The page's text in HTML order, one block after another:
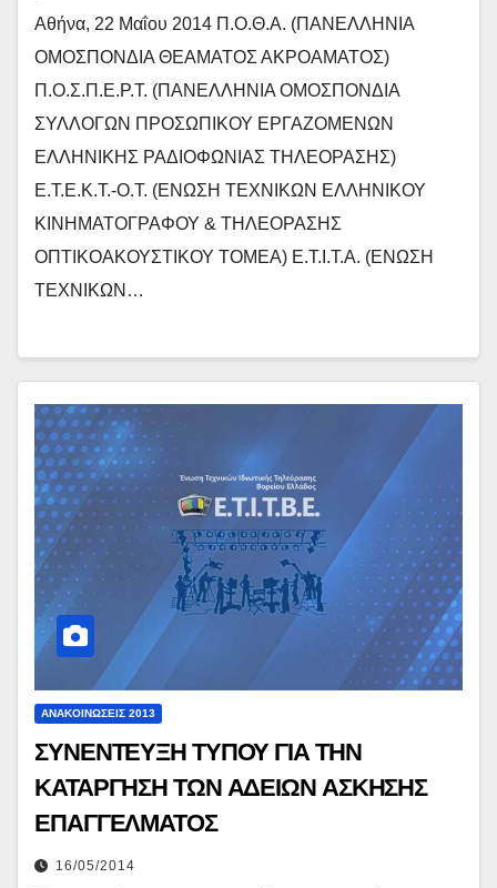
Αθήνα, 22 Μαΐου 2014 Π.Ο.Θ.Α. (ΠΑΝΕΛΛΗΝΙΑ
ΟΜΟΣΠΟΝΔΙΑ ΘΕΑΜΑΤΟΣ ΑΚΡΟΑΜΑΤΟΣ)
Π.Ο.Σ.Π.Ε.Ρ.Τ. (ΠΑΝΕΛΛΗΝΙΑ ΟΜΟΣΠΟΝΔΙΑ
ΣΥΛΛΟΓΩΝ ΠΡΟΣΩΠΙΚΟΥ ΕΡΓΑΖΟΜΕΝΩΝ
ΕΛΛΗΝΙΚΗΣ ΡΑΔΙΟΦΩΝΙΑΣ ΤΗΛΕΟΡΑΣΗΣ)
Ε.Τ.Ε.Κ.Τ.-Ο.Τ. (ΕΝΩΣΗ ΤΕΧΝΙΚΩΝ ΕΛΛΗΝΙΚΟΥ
ΚΙΝΗΜΑΤΟΓΡΑΦΟΥ & ΤΗΛΕΟΡΑΣΗΣ
ΟΠΤΙΚΟΑΚΟΥΣΤΙΚΟΥ ΤΟΜΕΑ) Ε.Τ.Ι.Τ.Α. (ΕΝΩΣΗ
ΤΕΧΝΙΚΩΝ…
ΑΝΑΚΟΙΝΏΣΕΙΣ 2013
ΣΥΝΕΝΤΕΥΞΗ ΤΥΠΟΥ ΓΙΑ ΤΗΝ
ΚΑΤΑΡΓΗΣΗ ΤΩΝ ΑΔΕΙΩΝ ΑΣΚΗΣΗΣ
ΕΠΑΓΓΕΛΜΑΤΟΣ
16/05/2014